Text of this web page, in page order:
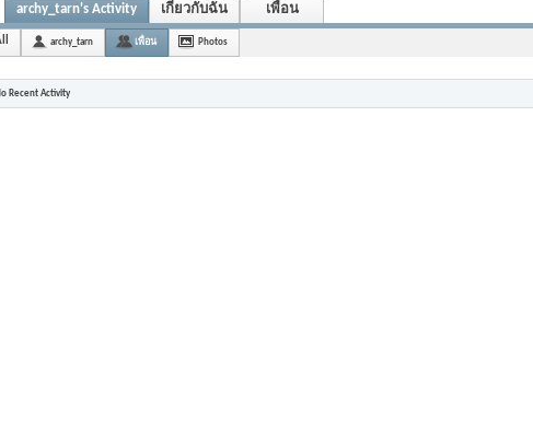
archy_tarn's Activity เกี่ยวกับฉัน เพื่อน
archy_tarn เพื่อน Photos
Recent Activity